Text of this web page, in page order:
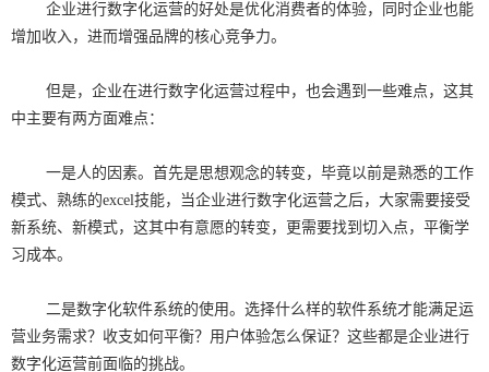
企业进行数字化运营的好处是优化消费者的体验，同时企业也能
增加收入，进而增强品牌的核心竞争力。
但是，企业在进行数字化运营过程中，也会遇到一些难点，这其
中主要有两方面难点：
一是人的因素。首先是思想观念的转变，毕竟以前是熟悉的工作
模式、熟练的excel技能，当企业进行数字化运营之后，大家需要接受
新系统、新模式，这其中有意愿的转变，更需要找到切入点，平衡学
习成本。
二是数字化软件系统的使用。选择什么样的软件系统才能满足运
营业务需求？收支如何平衡？用户体验怎么保证？这些都是企业进行
数字化运营前面临的挑战。